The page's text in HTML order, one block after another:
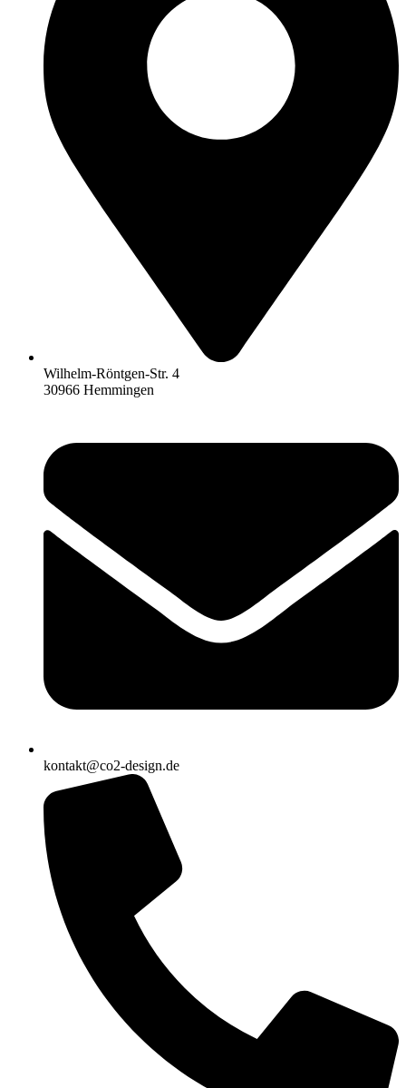
Wilhelm-Röntgen-Str. 4
30966 Hemmingen
kontakt@co2-design.de